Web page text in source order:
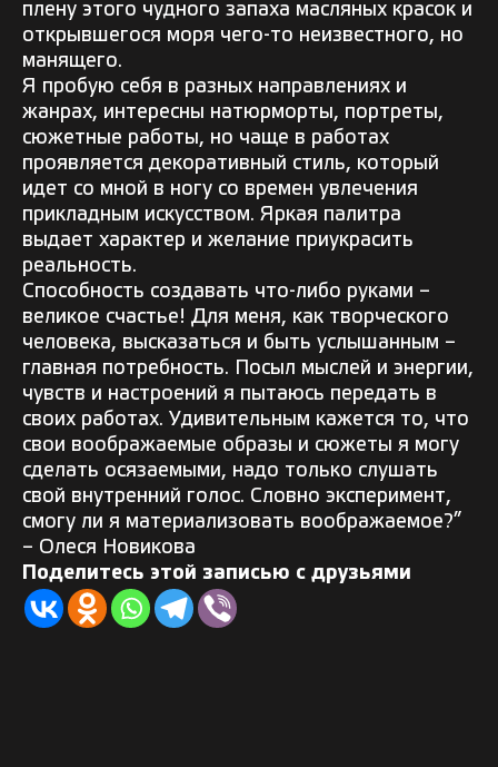
плену этого чудного запаха масляных красок и
открывшегося моря чего-то неизвестного, но
манящего.
Я пробую себя в разных направлениях и
жанрах, интересны натюрморты, портреты,
сюжетные работы, но чаще в работах
проявляется декоративный стиль, который
идет со мной в ногу со времен увлечения
прикладным искусством. Яркая палитра
выдает характер и желание приукрасить
реальность.
Способность создавать что-либо руками –
великое счастье! Для меня, как творческого
человека, высказаться и быть услышанным –
главная потребность. Посыл мыслей и энергии,
чувств и настроений я пытаюсь передать в
своих работах. Удивительным кажется то, что
свои воображаемые образы и сюжеты я могу
сделать осязаемыми, надо только слушать
свой внутренний голос. Словно эксперимент,
смогу ли я материализовать воображаемое?”
– Олеся Новикова
Поделитесь этой записью с друзьями